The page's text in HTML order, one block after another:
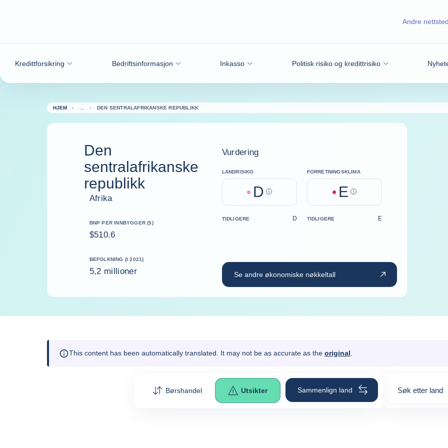
Kredittforsikring Bedriftsinformasjon Inkasso Politisk risiko og kredittrisiko
Andre
HJEM DEN SENTRALAFRIKANSKE REPUBLIKK
Den
sentralafrikanske
republikk
Afrika
BNP PER INNBYGGER ($)
$510.6
BEFOLKNING (I 2021)
5,2 millioner
Vurdering
LANDRISIKO
D Help
FORRETNINGSKLIMA
E Help
TIDLIGERE D TIDLIGERE E
Se andre økonomiske nøkkeltall
This content has been automatically translated. It may not be as accurate as the original
Børshandel Utsikter Sammenlign land Søk etter land